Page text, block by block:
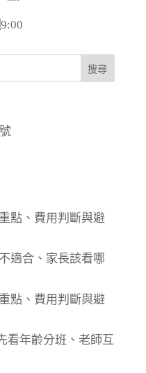
點、費用判斷與避
適合、家長該看哪
點、費用判斷與避
看年齡分班、老師互